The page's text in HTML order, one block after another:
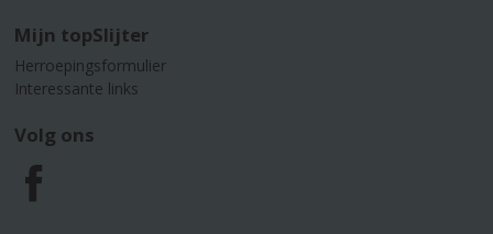
Mijn topSlijter
Herroepingsformulier
Interessante links
Volg ons
F